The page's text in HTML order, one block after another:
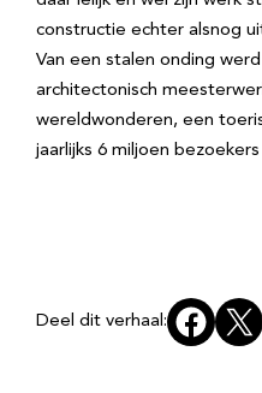
constructie echter alsnog
Van een stalen onding
architectonisch
wereldwonderen, een
jaarlijks 6 miljoen
Deel dit verhaal: Facebook
X